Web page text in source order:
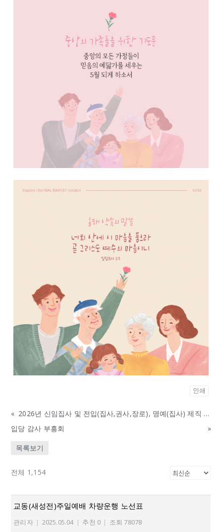
인쇄
«
2026년 신임집사 및 전입(집사,권사,장로), 명예(집사) 제직 지원 안내
입당 감사 부흥회
»
목록보기
전체 1,154
교동(새성전)주일예배 차량운행 노선표
관리자 | 2025.05.04 | 추천 0 | 조회 78078